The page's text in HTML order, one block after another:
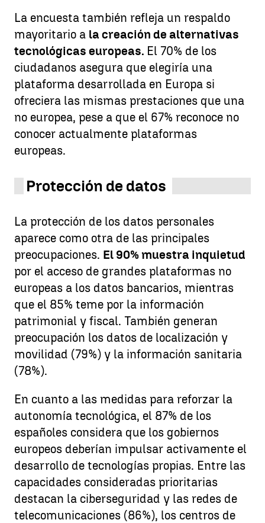
La encuesta también refleja un respaldo
mayoritario a la creación de alternativas
tecnológicas europeas. El 70% de los
ciudadanos asegura que elegiría una
plataforma desarrollada en Europa si
ofreciera las mismas prestaciones que una
no europea, pese a que el 67% reconoce no
conocer actualmente plataformas
europeas.
Protección de datos
La protección de los datos personales
aparece como otra de las principales
preocupaciones. El 90% muestra inquietud
por el acceso de grandes plataformas no
europeas a los datos bancarios, mientras
que el 85% teme por la información
patrimonial y fiscal. También generan
preocupación los datos de localización y
movilidad (79%) y la información sanitaria
(78%).
En cuanto a las medidas para reforzar la
autonomía tecnológica, el 87% de los
españoles considera que los gobiernos
europeos deberían impulsar activamente el
desarrollo de tecnologías propias. Entre las
capacidades consideradas prioritarias
destacan la ciberseguridad y las redes de
telecomunicaciones (86%), los centros de